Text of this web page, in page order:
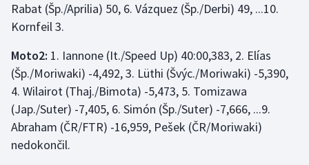
Moderní pětiboj
Olympijské hry
Parasport
Plavání
Rabat (Šp./Aprilia) 50, 6. Vázquez (Šp./Derbi) 49, ...10.
Kornfeil 3.
Moto2: 1. Iannone (It./Speed Up) 40:00,383, 2. Elías
(Šp./Moriwaki) -4,492, 3. Lüthi (Švýc./Moriwaki) -5,390,
4. Wilairot (Thaj./Bimota) -5,473, 5. Tomizawa
(Jap./Suter) -7,405, 6. Simón (Šp./Suter) -7,666, ...9.
Abraham (ČR/FTR) -16,959, Pešek (ČR/Moriwaki)
nedokončil.